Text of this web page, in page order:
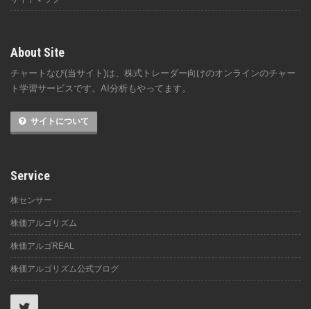
About Site
チャートなび(当サイト)は、株式トレーダー向けのオンラインのチャー
ト学習サービスです。AI分析もやってます。
サイトについて
Service
株センサー
株価アルゴリズム
株価アルゴREAL
株価アルゴリズム公式ブログ